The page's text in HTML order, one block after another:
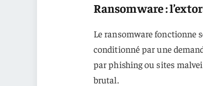
Ransomware :
Le ransomware fonctionne
conditionné par une
par phishing ou sites
brutal.